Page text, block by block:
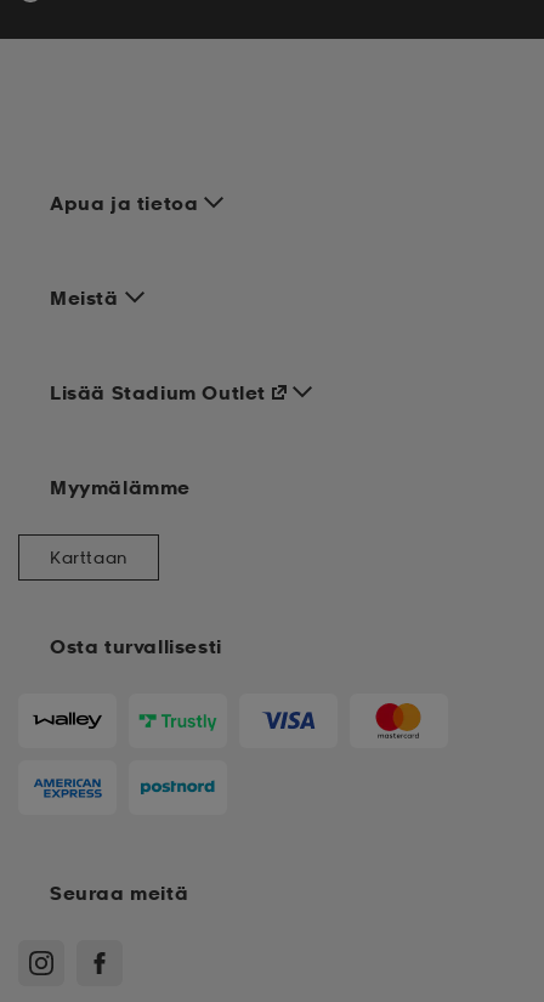
Apua ja tietoa
Meistä
Osta turvallisesti
Lisää Stadium Outlet
Myymälämme
Karttaan
Seuraa meitä